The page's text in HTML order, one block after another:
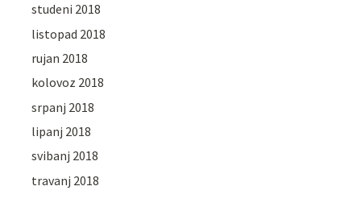
studeni 2018
listopad 2018
rujan 2018
kolovoz 2018
srpanj 2018
lipanj 2018
svibanj 2018
travanj 2018